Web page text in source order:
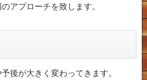
アプローチを致します。
後が大きく変わってきます。